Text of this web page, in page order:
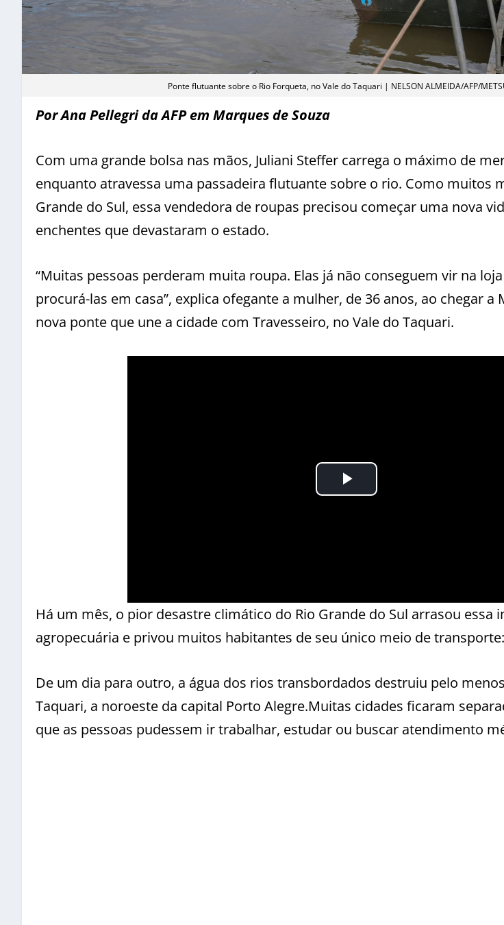
Ponte flutuante sobre o Rio Forqueta, no Vale do Taquari | NELSON ALMEIDA/AFP/
Por Ana Pellegri da AFP em Marques de Souza
Com uma grande bolsa nas mãos, Juliani Steffer carrega o máximo de
enquanto atravessa uma passadeira flutuante sobre o rio. Como muitos
Grande do Sul, essa vendedora de roupas precisou começar uma nova
enchentes que devastaram o estado.
“Muitas pessoas perderam muita roupa. Elas já não conseguem vir na
procurá-las em casa”, explica ofegante a mulher, de 36 anos, ao chegar a
nova ponte que une a cidade com Travesseiro, no Vale do Taquari.
Há um mês, o pior desastre climático do Rio Grande do Sul arrasou essa
agropecuária e privou muitos habitantes de seu único meio de
De um dia para outro, a água dos rios transbordados destruiu pelo
Taquari, a noroeste da capital Porto Alegre.Muitas cidades ficaram
que as pessoas pudessem ir trabalhar, estudar ou buscar atendimento